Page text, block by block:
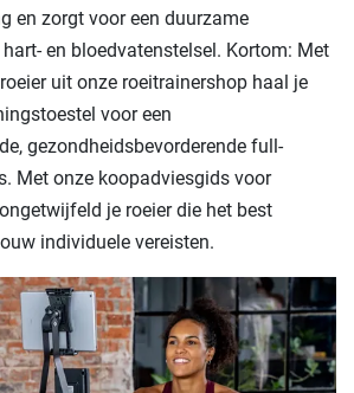
en zorgt voor een duurzame
en bloedvatenstelsel. Kortom: Met
uit onze roeitrainershop haal je
voor een
gezondheidsbevorderende full-
Met onze koopadviesgids voor
je roeier die het best
individuele vereisten.